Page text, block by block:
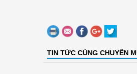
TIN TỨC CÙNG CHUYÊN